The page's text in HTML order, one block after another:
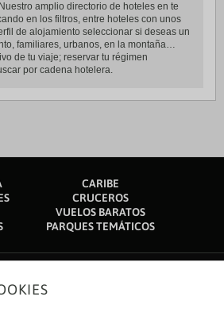
amplio directorio de hoteles en te
en los filtros, entre hoteles con unos
de alojamiento seleccionar si deseas un
familiares, urbanos, en la montaña…
de tu viaje; reservar tu régimen
por cadena hotelera.
CARIBE
CRUCEROS
VUELOS BARATOS
PARQUES TEMÁTICOS